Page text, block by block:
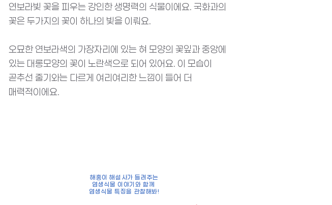
연보라빛 꽃을 피우는 강인한 생명력의 식물이에요. 국화과의
꽃은 두가지의 꽃이 하나의 빛을 이뤄요.
오묘한 연보라색의 가장자리에 있는 혀 모양의 꽃잎과 중앙에
있는 대롱모양의 꽃이 노란색으로 되어 있어요. 이 모습이
곧추선 줄기와는 다르게 여리여리한 느낌이 들어 더
매력적이에요.
해홍이 해설사가 들려주는
염생식물 이야기와 함께
염생식물 특징을 관찰해봐!